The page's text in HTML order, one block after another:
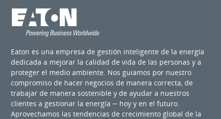
Eaton es una empresa de gestión inteligente de la energía
dedicada a mejorar la calidad de vida de las personas y a
proteger el medio ambiente. Nos guiamos por nuestro
compromiso de hacer negocios de manera correcta, de
trabajar de manera sostenible y de ayudar a nuestros
clientes a gestionar la energía ─ hoy y en el futuro.
Aprovechamos las tendencias de crecimiento global de la